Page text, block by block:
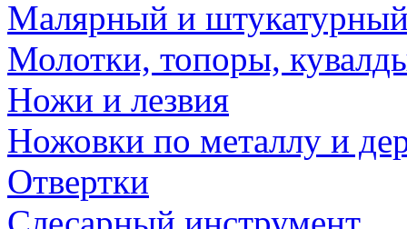
Малярный и
Молотки, топоры,
Ножи и лезвия
Ножовки по металлу и
Отвертки